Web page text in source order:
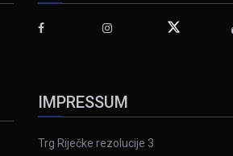
IMPRESSUM
Trg Riječke rezolucije 3